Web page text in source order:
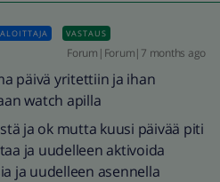
VASTAUS
Forum|Forum|7 months ago
päivä yritettiin ja ihan
watch apilla
ja ok mutta kuusi päivää piti
ja uudelleen aktivoida
ja uudelleen asennella